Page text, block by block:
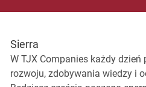
Sierra
W TJX Companies każdy
rozwoju, zdobywania wiedzy i